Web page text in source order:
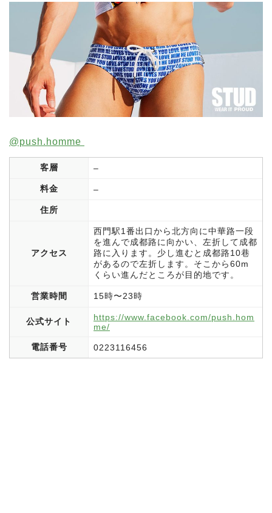
@push.homme
客層 –
料金 –
住所
アクセス
西門駅1番出口から北方向に中華路一段
を進んで成都路に向かい、左折して成都
路に入ります。少し進むと成都路10巷
があるので左折します。そこから60m
くらい進んだところが目的地です。
営業時間 15時〜23時
公式サイト
https://www.facebook.com/push.hom
me/
電話番号 0223116456